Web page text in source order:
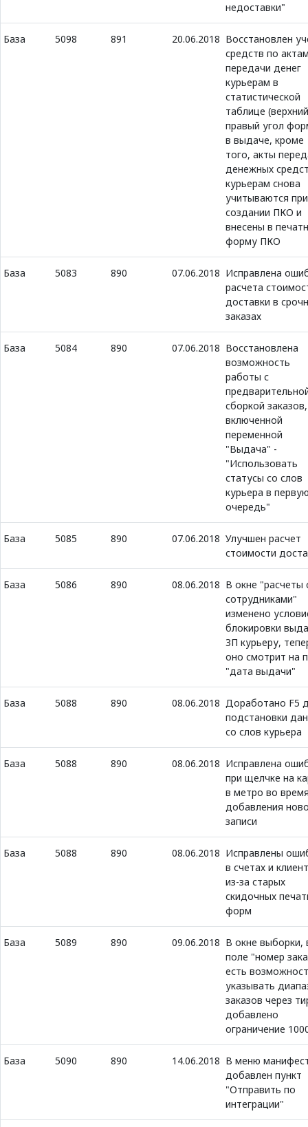
недоставки"
База 5098 891 20.06.2018 Восстановлен
средств по
передачи денег
курьерам в
статистической
таблице (верхний
правый угол
в выдаче, кроме
того, акты
денежных
курьерам снова
учитываются при
создании ПКО и
внесены в
форму ПКО
База 5083 890 07.06.2018 Исправлена
расчета
доставки в
заказах
База 5084 890 07.06.2018 Восстановлена
возможность
работы с
сборкой
включенной
переменной
"Выдача" -
"Использовать
статусы со слов
курьера в
очередь"
База 5085 890 07.06.2018 Улучшен расчет
стоимости
База 5086 890 08.06.2018 В окне "расчеты
сотрудниками"
изменено
блокировки
ЗП курьеру,
оно смотрит на
"дата выдачи"
База 5088 890 08.06.2018 Доработано F5
подстановки
со слов курьера
База 5088 890 08.06.2018 Исправлена
при щелчке на
в метро во
добавления
записи
База 5088 890 08.06.2018 Исправлены
в счетах и
из-за старых
скидочных
форм
База 5089 890 09.06.2018 В окне выборки,
поле "номер
есть
указывать
заказов через
добавлено
ограничение
База 5090 890 14.06.2018 В меню
добавлен пункт
"Отправить по
интеграции"